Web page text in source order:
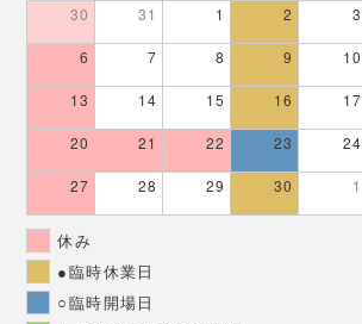
30 31 1 2 3
6 7 8 9 10
13 14 15 16 17
20 21 22 23 24
27 28 29 30 1
休み
●臨時休業日
○臨時開場日